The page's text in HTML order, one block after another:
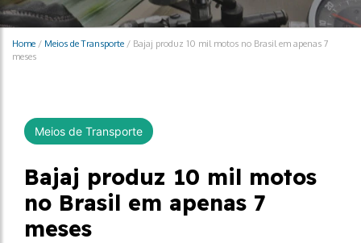
Home / Meios de Transporte / Bajaj produz 10 mil motos no Brasil em apenas 7
meses
Meios de Transporte
Bajaj produz 10 mil motos
no Brasil em apenas 7
meses